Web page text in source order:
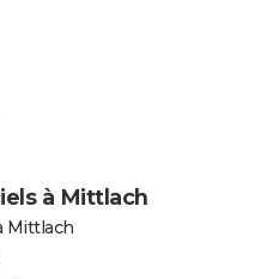
à Mittlach
Mittlach